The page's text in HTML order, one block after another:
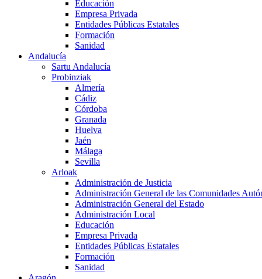
Educación
Empresa Privada
Entidades Públicas Estatales
Formación
Sanidad
Andalucía
Sartu Andalucía
Probinziak
Almería
Cádiz
Córdoba
Granada
Huelva
Jaén
Málaga
Sevilla
Arloak
Administración de Justicia
Administración General de las Comunidades
Administración General del Estado
Administración Local
Educación
Empresa Privada
Entidades Públicas Estatales
Formación
Sanidad